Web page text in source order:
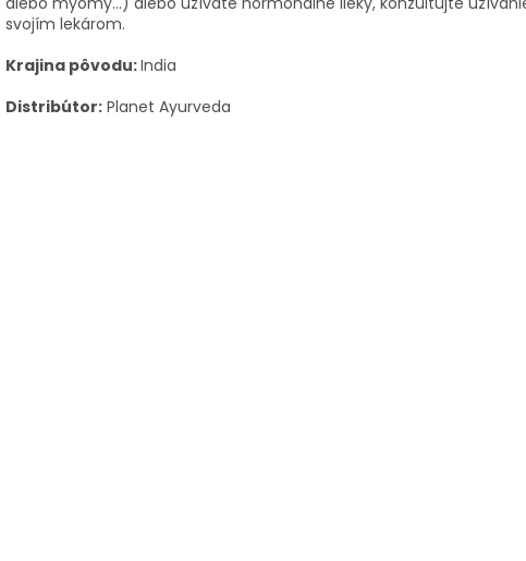
svojím lekárom.
Krajina pôvodu:India
Distribútor: Planet Ayurveda